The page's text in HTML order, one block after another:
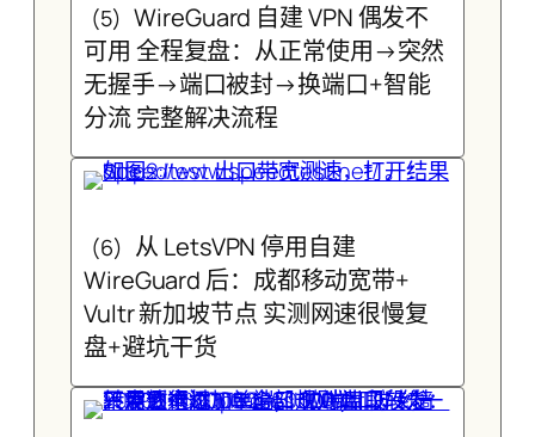
(5) WireGuard 自建 VPN 偶发不
可用 全程复盘：从正常使用→突然
无握手→端口被封→换端口+智能
分流 完整解决流程
(6) 从 LetsVPN 停用自建
WireGuard 后：成都移动宽带+
Vultr 新加坡节点 实测网速很慢复
盘+避坑干货